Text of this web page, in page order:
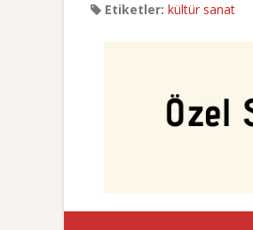
Etiketler: kültür sanat